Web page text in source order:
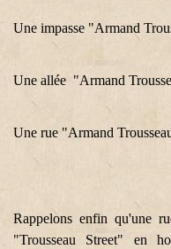
Une impasse "Armand
Une allée "Armand
Une rue "Armand
Rappelons enfin qu'une
"Trousseau Street" en